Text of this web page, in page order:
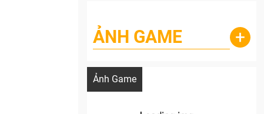
ẢNH GAME +
Ảnh Game
Lala Croft vừa nóng vừa xinh dưới nét vẽ